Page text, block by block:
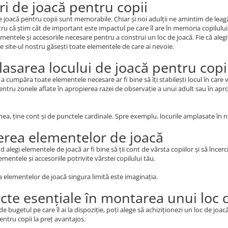
de joacă pentru copii
joacă pentru copii sunt memorabile. Chiar și noi adulții ne amintim de
că știm cât de important este impactul pe care îl are în memoria
și accesoriile necesare pentru a construi un loc de joacă. Fie că
site-ul nostru găsești toate elementele de care ai nevoie.
locului de joacă pentru
cumpăra toate elementele necesare ar fi bine să îți stabilești locul în
zonele aflate în apropierea razei de observație a unui adult sau în
ține cont și de punctele cardinale. Spre exemplu, locurile amplasate
elementelor de joacă
alegi elementele de joacă ar fi bine să ții cont de vârsta copiilor și să
și accesoriile potrivite vârstei copilului tău.
elementelor de joacă singura limită este imaginația.
esențiale în montarea unui loc
bugetul pe care îl ai la dispoziție, poți alege să achiziționezi un loc de
copii la preț avantajos.